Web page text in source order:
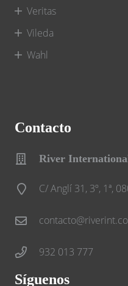
Veritas
Vileda
Wahl
Contacto
River
C/ Anglí 31, 3º, 1ª,
932 013 777
Síguenos